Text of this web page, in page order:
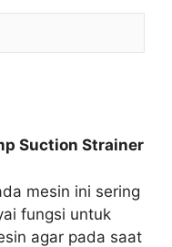
Suction Strainer
mesin ini sering
fungsi untuk
agar pada saat